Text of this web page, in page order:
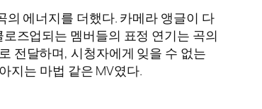
에너지를 더했다. 카메라 앵글이 다
즈업되는 멤버들의 표정 연기는 곡의
전달하며, 시청자에게 잊을 수 없는
지는 마법 같은 MV였다.